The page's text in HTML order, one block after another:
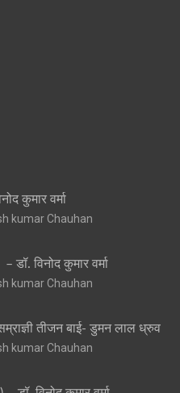
कुमार वर्मा
kumar Chauhan
विनोद कुमार वर्मा
kumar Chauhan
तीजन बाई- डुमन लाल ध्रुव
kumar Chauhan